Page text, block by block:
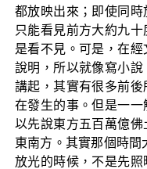
都放映出來；即使同
只能看見前方大約九
是看不見。可是，在
說明，所以就像寫小
講起，其實有很多前
在發生的事。但是一
以先說東方五百萬億
東南方。其實那個時間
放光的時候，不是先